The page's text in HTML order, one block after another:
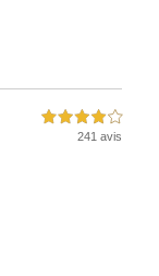
4,0 étoiles sur 5
241 avis